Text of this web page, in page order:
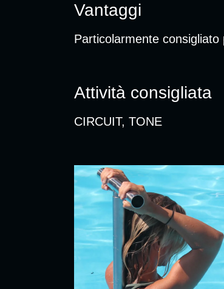
Vantaggi
Particolarmente
Attività consigliata
CIRCUIT, TONE